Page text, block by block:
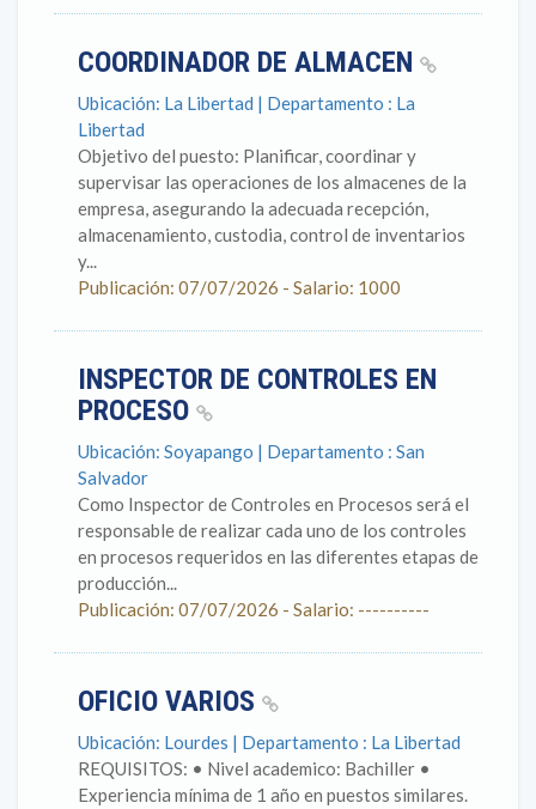
COORDINADOR DE ALMACEN
Ubicación: La Libertad | Departamento : La
Libertad
Objetivo del puesto: Planificar, coordinar y
supervisar las operaciones de los almacenes de la
empresa, asegurando la adecuada recepción,
almacenamiento, custodia, control de inventarios
y...
Publicación: 07/07/2026 - Salario: 1000
INSPECTOR DE CONTROLES EN
PROCESO
Ubicación: Soyapango | Departamento : San
Salvador
Como Inspector de Controles en Procesos será el
responsable de realizar cada uno de los controles
en procesos requeridos en las diferentes etapas de
producción...
Publicación: 07/07/2026 - Salario: ----------
OFICIO VARIOS
Ubicación: Lourdes | Departamento : La Libertad
REQUISITOS: • Nivel academico: Bachiller •
Experiencia mínima de 1 año en puestos similares.